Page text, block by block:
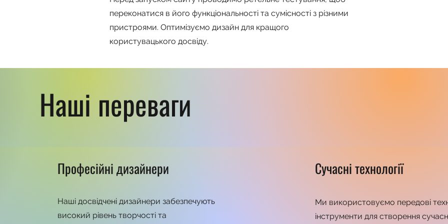
переконатися в його функціональності та сумісності з різними
пристроями. Оптимізуємо дизайн для кращого
користувацького досвіду.
Наші переваги
Професійні дизайнери
Наші досвідчені дизайнери забезпечують
високий рівень творчості та
Сучасні технології
Ми використовуємо передові
інструменти для створення